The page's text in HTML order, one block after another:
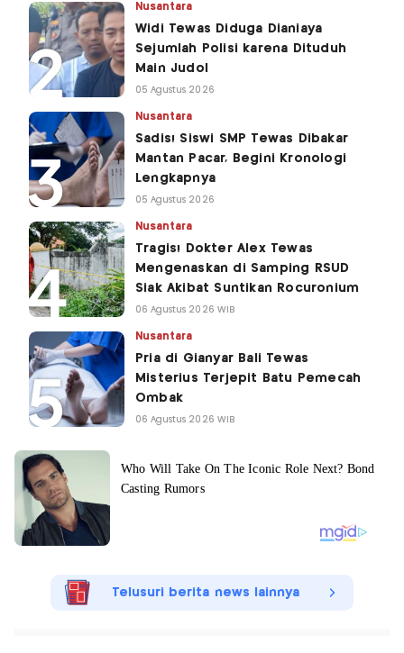
Nusantara
Widi Tewas Diduga Dianiaya
Sejumlah Polisi karena Dituduh
Main Judol
05 Agustus 2026
Nusantara
Sadis! Siswi SMP Tewas Dibakar
Mantan Pacar, Begini Kronologi
Lengkapnya
05 Agustus 2026
Nusantara
Tragis! Dokter Alex Tewas
Mengenaskan di Samping RSUD
Siak Akibat Suntikan Rocuronium
06 Agustus 2026 WIB
Nusantara
Pria di Gianyar Bali Tewas
Misterius Terjepit Batu Pemecah
Ombak
06 Agustus 2026 WIB
Telusuri berita news lainnya